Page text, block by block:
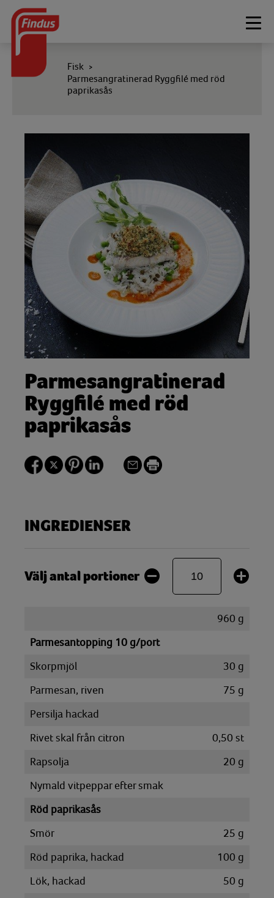
Fisk >
Parmesangratinerad Ryggfilé med röd
paprikasås
Parmesangratinerad
Ryggfilé med röd
paprikasås
INGREDIENSER
Välj antal portioner
960 g
Parmesantopping 10 g/port
Skorpmjöl
30 g
Parmesan, riven
75 g
Persilja hackad
Rivet skal från citron
0,50 st
Rapsolja
20 g
Nymald vitpeppar efter smak
Röd paprikasås
Smör
25 g
Röd paprika, hackad
100 g
Lök, hackad
50 g